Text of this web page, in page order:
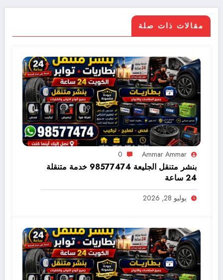
مقالات ذات صلة
Ammar Ammar
0
بنشر متنقل الجليعة 98577474 خدمة متنقلة
24 ساعة
يوليو 28, 2026